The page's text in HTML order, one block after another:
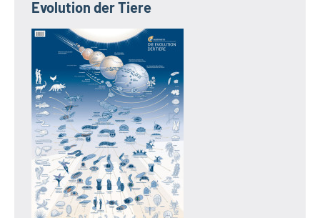
Evolution der Tiere